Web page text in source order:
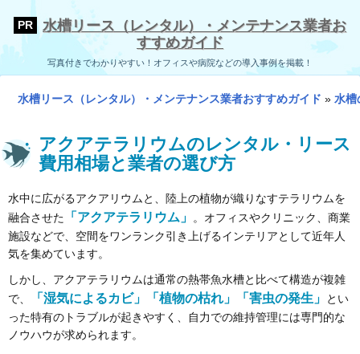
水槽リース（レンタル）・メンテナンス業者お
すすめガイド
写真付きでわかりやすい！オフィスや病院などの導入事例を掲載！
水槽リース（レンタル）・メンテナンス業者おすすめガイド »水槽
アクアテラリウムのレンタル・リース
費用相場と業者の選び方
水中に広がるアクアリウムと、陸上の植物が織りなすテラリウムを
融合させた 「アクアテラリウム」
。オフィスやクリニック、商業
施設などで、空間をワンランク引き上げるインテリアとして近年人
気を集めています。
しかし、アクアテラリウムは通常の熱帯魚水槽と比べて構造が複雑
で、
「湿気によるカビ」「植物の枯れ」「害虫の発生」
とい
った特有のトラブルが起きやすく、自力での維持管理には専門的な
ノウハウが求められます。